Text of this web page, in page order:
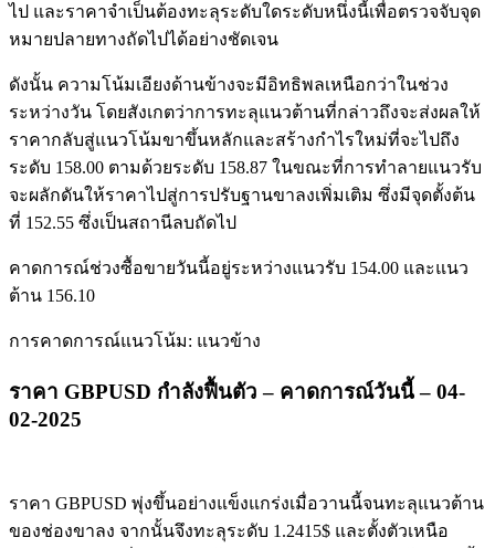
ไป และราคาจำเป็นต้องทะลุระดับใดระดับหนึ่งนี้เพื่อตรวจจับจุด
หมายปลายทางถัดไปได้อย่างชัดเจน
ดังนั้น ความโน้มเอียงด้านข้างจะมีอิทธิพลเหนือกว่าในช่วง
ระหว่างวัน โดยสังเกตว่าการทะลุแนวต้านที่กล่าวถึงจะส่งผลให้
ราคากลับสู่แนวโน้มขาขึ้นหลักและสร้างกำไรใหม่ที่จะไปถึง
ระดับ 158.00 ตามด้วยระดับ 158.87 ในขณะที่การทำลายแนวรับ
จะผลักดันให้ราคาไปสู่การปรับฐานขาลงเพิ่มเติม ซึ่งมีจุดตั้งต้น
ที่ 152.55 ซึ่งเป็นสถานีลบถัดไป
คาดการณ์ช่วงซื้อขายวันนี้อยู่ระหว่างแนวรับ 154.00 และแนว
ต้าน 156.10
การคาดการณ์แนวโน้ม: แนวข้าง
ราคา GBPUSD กำลังฟื้นตัว – คาดการณ์วันนี้ – 04-
02-2025
ราคา GBPUSD พุ่งขึ้นอย่างแข็งแกร่งเมื่อวานนี้จนทะลุแนวต้าน
ของช่องขาลง จากนั้นจึงทะลุระดับ 1.2415$ และตั้งตัวเหนือ